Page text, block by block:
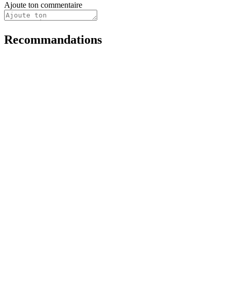
Ajoute ton commentaire
Recommandations